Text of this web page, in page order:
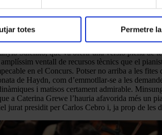
totes Permetre
i
Saienko, que va oferir una versió plena de
ventall de recursos tècnics que el
en el Concurs. Potser no arriba a les
de Haydn, com d’emmotllar-se a les
i matisos certament admirable.
a Caterina Grewe l’hauria afavorida més
jurat presidit per Carlos Cebro i, ja prop de les